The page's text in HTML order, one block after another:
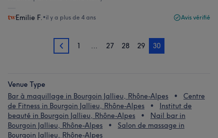
Emilie F. •il y a plus de 4 ans Avis vérifié
29 1 … 27 28 29 30
Venue Type
Bar à maquillage in Bourgoin Jallieu, Rhône-Alpes
Centre
de Fitness in Bourgoin Jallieu, Rhône-Alpes
Institut de
beauté in Bourgoin Jallieu, Rhône-Alpes
Nail bar in
Bourgoin Jallieu, Rhône-Alpes
Salon de massage in
Bourgoin Jallieu, Rhône-Alpes